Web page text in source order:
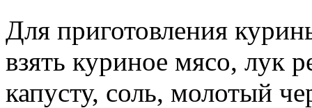
Для приготовления
взять куриное мясо, лук
капусту, соль, молотый